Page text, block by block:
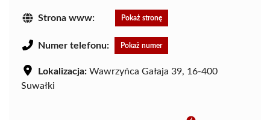
Strona www: Pokaż stronę
Numer telefonu: Pokaż numer
Lokalizacja: Wawrzyńca Gałaja 39, 16-400
Suwałki